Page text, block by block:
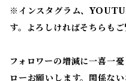
※ インスタグラム、
す。よろしければそちらもご
フォロワーの増減に一喜一
ローお願いします。関係な